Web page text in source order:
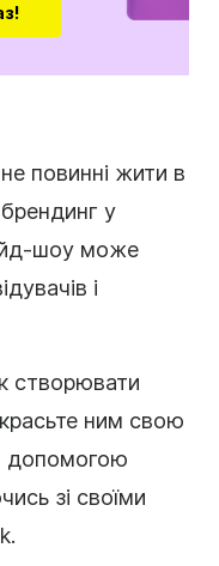
повинні жити в
у
шоу може
і
створювати
ним свою
допомогою
зі своїми